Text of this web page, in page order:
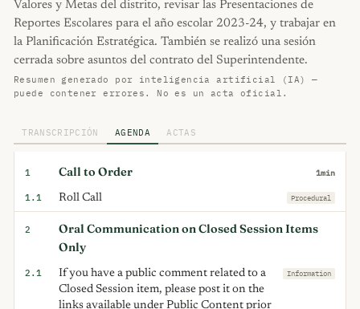
Valores y Metas del distrito, revisar las Presentaciones de
Reportes Escolares para el año escolar 2023-24, y trabajar en
la Planificación Estratégica. También se realizó una sesión
cerrada sobre asuntos del contrato del Superintendente.
Resumen generado por inteligencia artificial (IA) —
puede contener errores. No es un acta oficial.
TRANSCRIPCIÓN AGENDA ACTAS
1 Call to Order 1min
1.1 Roll Call Procedural
2
Oral Communication on Closed Session Items
Only
2.1
If you have a public comment related to a
Closed Session item, please post it on the
links available under Public Content prior
Information